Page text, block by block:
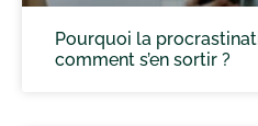
Pourquoi la
comment s’en sortir ?